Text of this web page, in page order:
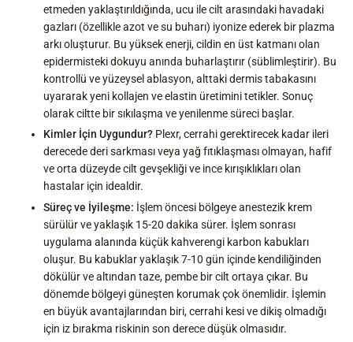
etmeden yaklaştırıldığında, ucu ile cilt arasındaki havadaki
gazları (özellikle azot ve su buharı) iyonize ederek bir plazma
arkı oluşturur. Bu yüksek enerji, cildin en üst katmanı olan
epidermisteki dokuyu anında buharlaştırır (süblimleştirir). Bu
kontrollü ve yüzeysel ablasyon, alttaki dermis tabakasını
uyararak yeni kollajen ve elastin üretimini tetikler. Sonuç
olarak ciltte bir sıkılaşma ve yenilenme süreci başlar.
Kimler İçin Uygundur? Plexr, cerrahi gerektirecek kadar ileri
derecede deri sarkması veya yağ fıtıklaşması olmayan, hafif
ve orta düzeyde cilt gevşekliği ve ince kırışıklıkları olan
hastalar için idealdir.
Süreç ve İyileşme: İşlem öncesi bölgeye anestezik krem
sürülür ve yaklaşık 15-20 dakika sürer. İşlem sonrası
uygulama alanında küçük kahverengi karbon kabukları
oluşur. Bu kabuklar yaklaşık 7-10 gün içinde kendiliğinden
dökülür ve altından taze, pembe bir cilt ortaya çıkar. Bu
dönemde bölgeyi güneşten korumak çok önemlidir. İşlemin
en büyük avantajlarından biri, cerrahi kesi ve dikiş olmadığı
için iz bırakma riskinin son derece düşük olmasıdır.